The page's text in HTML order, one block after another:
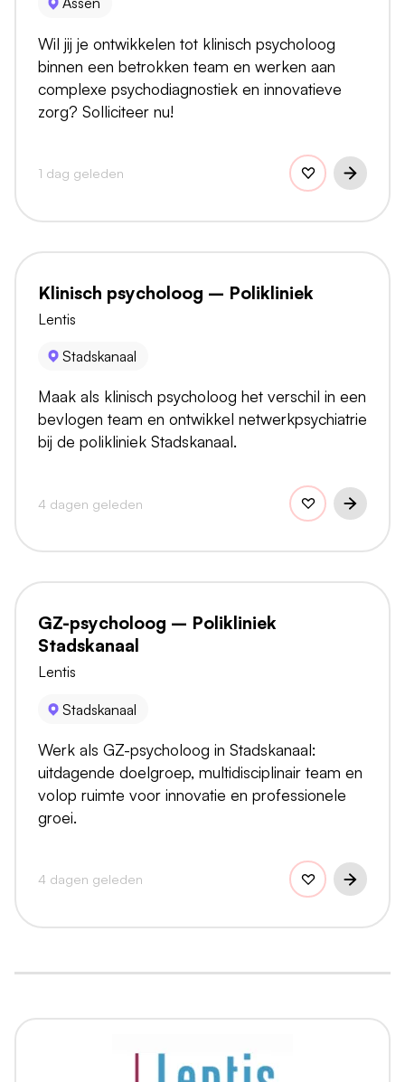
Wil jij je ontwikkelen tot klinisch psycholoog
binnen een betrokken team en werken aan
complexe psychodiagnostiek en innovatieve
zorg? Solliciteer nu!
1 dag geleden
Klinisch psycholoog – Polikliniek
Lentis
Stadskanaal
Maak als klinisch psycholoog het verschil in een
bevlogen team en ontwikkel netwerkpsychiatrie
bij de polikliniek Stadskanaal.
4 dagen geleden
GZ-psycholoog – Polikliniek
Stadskanaal
Lentis
Stadskanaal
Werk als GZ-psycholoog in Stadskanaal:
uitdagende doelgroep, multidisciplinair team en
volop ruimte voor innovatie en professionele
groei.
4 dagen geleden